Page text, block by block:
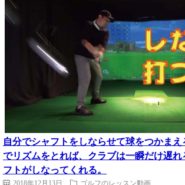
自分でシャフトをしならせて球をつかまえ
でリズムをとれば、クラブは一瞬だけ遅れ
フトがしなってくれる。
2018年12月13日 ゴルフのレッスン動画